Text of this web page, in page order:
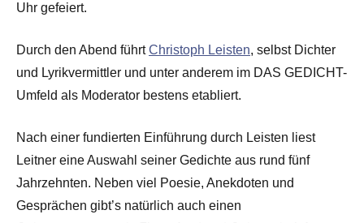
Uhr gefeiert.
Durch den Abend führtChristoph Leisten, selbst Dichter
und Lyrikvermittler und unter anderem im DAS GEDICHT-
Umfeld als Moderator bestens etabliert.
Nach einer fundierten Einführung durch Leisten liest
Leitner eine Auswahl seiner Gedichte aus rund fünf
Jahrzehnten. Neben viel Poesie, Anekdoten und
Gesprächen gibt’s natürlich auch einen